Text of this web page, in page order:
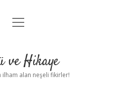
Anasayfa
Uyarı
menüyü
ve Hikaye
ilham alan neşeli fikirler!